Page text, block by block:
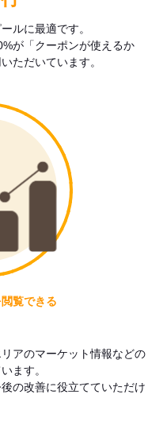
ルに最適です。
が「クーポンが使えるか
ただいています。
覧できる
アのマーケット情報などの
ます。
の改善に役立てていただけ